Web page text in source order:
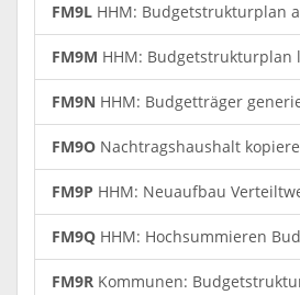
FM9L HHM: Budgetstrukturplan
FM9M HHM: Budgetstrukturplan
FM9N HHM: Budgetträger
FM9O Nachtragshaushalt
FM9P HHM: Neuaufbau
FM9Q HHM: Hochsummieren
FM9R Kommunen: